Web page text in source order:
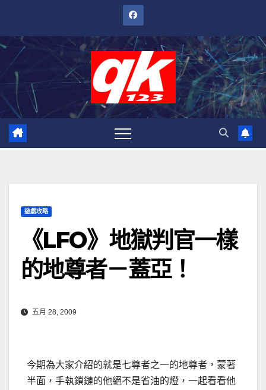
內
遊戲攻略
《LFO》地獄判官一樣
的地尊者－蓋亞！
五月 28, 2009
今期為大家介紹的就是七尊者之一的地尊者，蒙著
半面，手執鎖鏈的他絕不是省油的燈，一起看看他